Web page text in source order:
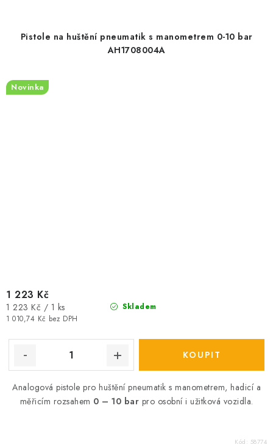
Pistole na huštění pneumatik s manometrem 0-10 bar
AH1708004A
Novinka
Skladem
1 010,74 Kč bez DPH
1 223 Kč
Měrná
cena:
1 223 Kč / 1 ks
Analogová pistole pro huštění pneumatik s manometrem, hadicí a
měřicím rozsahem 0 – 10 bar pro osobní i užitková vozidla.
Kód: 58774